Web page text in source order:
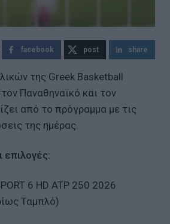
facebook post share
της Greek Basketball
Παναθηναϊκό και τον
από το πρόγραμμα με τις
της ημέρας.
επιλογές:
6 HD ATP 250 2026
Ταμπλό)